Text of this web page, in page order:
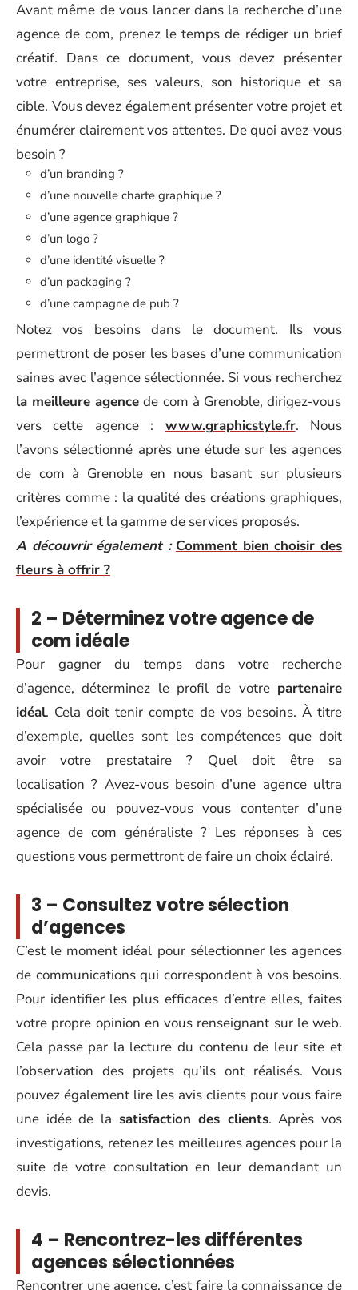
Avant même de vous lancer dans la recherche d’une
agence de com, prenez le temps de rédiger un brief
créatif. Dans ce document, vous devez présenter
votre entreprise, ses valeurs, son historique et sa
cible. Vous devez également présenter votre projet et
énumérer clairement vos attentes. De quoi avez-vous
besoin ?
d’un branding ?
d’une nouvelle charte graphique ?
d’une agence graphique ?
d’un logo ?
d’une identité visuelle ?
d’un packaging ?
d’une campagne de pub ?
Notez vos besoins dans le document. Ils vous
permettront de poser les bases d’une communication
saines avec l’agence sélectionnée. Si vous recherchez
la meilleure agence de com à Grenoble, dirigez-vous
vers cette agence : www.graphicstyle.fr. Nous
l’avons sélectionné après une étude sur les agences
de com à Grenoble en nous basant sur plusieurs
critères comme : la qualité des créations graphiques,
l’expérience et la gamme de services proposés.
A découvrir également : Comment bien choisir des
fleurs à offrir ?
2 – Déterminez votre agence de
com idéale
Pour gagner du temps dans votre recherche
d’agence, déterminez le profil de votre partenaire
idéal. Cela doit tenir compte de vos besoins. À titre
d’exemple, quelles sont les compétences que doit
avoir votre prestataire ? Quel doit être sa
localisation ? Avez-vous besoin d’une agence ultra
spécialisée ou pouvez-vous vous contenter d’une
agence de com généraliste ? Les réponses à ces
questions vous permettront de faire un choix éclairé.
3 – Consultez votre sélection
d’agences
C’est le moment idéal pour sélectionner les agences
de communications qui correspondent à vos besoins.
Pour identifier les plus efficaces d’entre elles, faites
votre propre opinion en vous renseignant sur le web.
Cela passe par la lecture du contenu de leur site et
l’observation des projets qu’ils ont réalisés. Vous
pouvez également lire les avis clients pour vous faire
une idée de la satisfaction des clients. Après vos
investigations, retenez les meilleures agences pour la
suite de votre consultation en leur demandant un
devis.
4 – Rencontrez-les différentes
agences sélectionnées
Rencontrer une agence, c’est faire la connaissance de